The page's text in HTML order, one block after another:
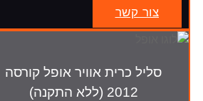
צור קשר
סליל כרית אוויר אופל קורסה
2012 (ללא התקנה)